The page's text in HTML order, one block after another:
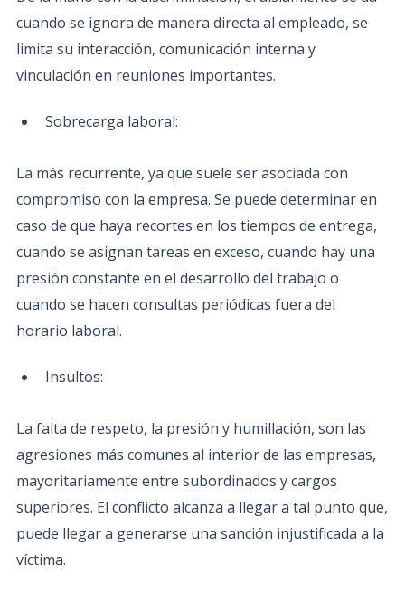
cuando se ignora de manera directa al empleado, se
limita su interacción, comunicación interna y
vinculación en reuniones importantes.
Sobrecarga laboral:
La más recurrente, ya que suele ser asociada con
compromiso con la empresa. Se puede determinar en
caso de que haya recortes en los tiempos de entrega,
cuando se asignan tareas en exceso, cuando hay una
presión constante en el desarrollo del trabajo o
cuando se hacen consultas periódicas fuera del
horario laboral.
Insultos:
La falta de respeto, la presión y humillación, son las
agresiones más comunes al interior de las empresas,
mayoritariamente entre subordinados y cargos
superiores. El conflicto alcanza a llegar a tal punto que,
puede llegar a generarse una sanción injustificada a la
víctima.